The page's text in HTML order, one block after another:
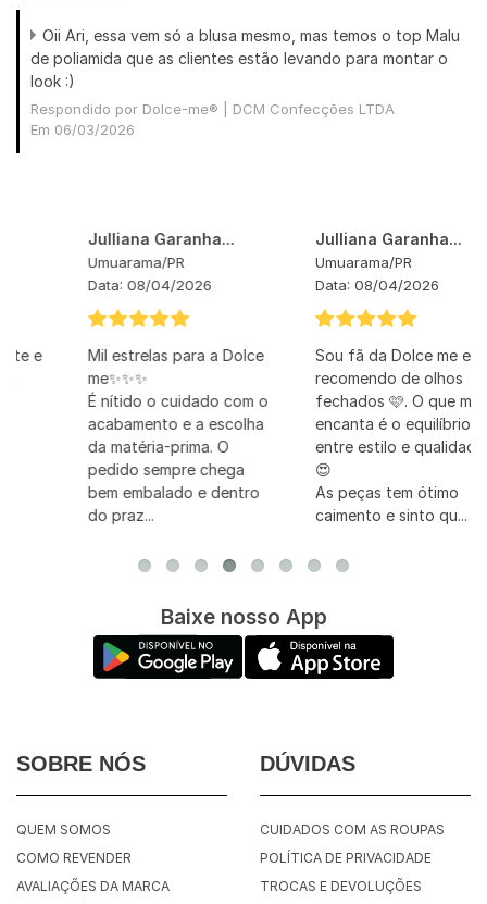
Oii Ari, essa vem só a blusa mesmo, mas temos o top Malu
de poliamida que as clientes estão levando para montar o
look :)
Respondido por Dolce-me® | DCM Confecções LTDA
Em 06/03/2026
Julliana Garanha...
Umuarama/PR
08/04/2026
Mil estrelas para a Dolce
me✨✨✨
É nítido o cuidado com o
acabamento e a escolha
da matéria-prima. O
pedido sempre chega
bem embalado e dentro
do praz...
Julliana Garanha...
Umuarama/PR
08/04/2026
Sou fã da Dolce me e
recomendo de olhos
fechados 🩷. O que me
encanta é o equilíbrio
entre estilo e qualidade
As peças tem ótimo
caimento e sinto qu...
Baixe nosso App
SOBRE NÓS
QUEM SOMOS
COMO REVENDER
AVALIAÇÕES DA MARCA
DÚVIDAS
CUIDADOS COM AS ROUPAS
POLÍTICA DE PRIVACIDADE
TROCAS E DEVOLUÇÕES